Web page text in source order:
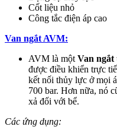
Cốt liệu nhỏ
Công tắc điện áp cao
Van ngắt AVM:
AVM là một Van
được điều khiển trực
kết nối thủy lực ở mọi
700 bar. Hơn nữa, nó
xả đối với bể.
Các ứng dụng: